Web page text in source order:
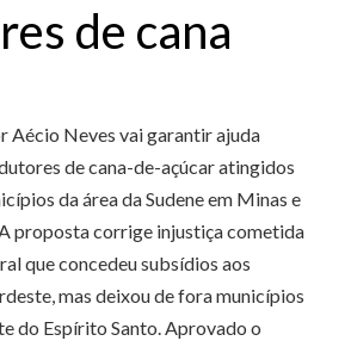
de cana
Aécio Neves vai garantir ajuda
de cana-de-açúcar atingidos
da área da Sudene em Minas e
proposta corrige injustiça cometida
que concedeu subsídios aos
mas deixou de fora municípios
do Espírito Santo. Aprovado o